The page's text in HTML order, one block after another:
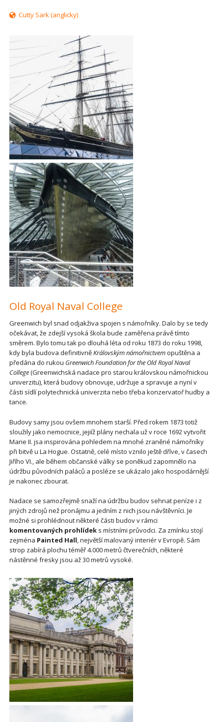
Cutty Sark (anglicky)
Old Royal Naval College
Greenwich byl snad odjakživa spojen s námořníky. Dalo by se tedy
očekávat, že zdejší vysoká škola bude zaměřena právě tímto
směrem. Bylo tomu tak po dlouhá léta od roku 1873 do roku 1998,
kdy byla budova definitivněKrálovským námořnictvemopuštěna a
předána do rukou Greenwich Foundation for the Old Royal Naval
College(Greenwichská nadace pro starou královskou námořnickou
univerzitu), která budovy obnovuje, udržuje a spravuje a nyní v
části sídlí polytechnická univerzita nebo třeba konzervatoř hudby a
tance.
Budovy samy jsou ovšem mnohem starší. Před rokem 1873 totiž
sloužily jako nemocnice, jejiíž plány nechala už v roce 1692 vytvořit
Marie II. jsa inspirována pohledem na mnohé zraněné námořníky
při bitvě u La Hogue. Ostatně, celé místo vznilo ještě dříve, v časech
Jiřího VI., ale během občanské války se poněkud zapomnělo na
údržbu původních paláců a posléze se ukázalo jako hospodárnější
je nakonec zbourat.
Nadace se samozřejmě snaží na údržbu budov sehnat peníze i z
jiných zdrojů než pronájmu a jedním z nich jsou návštěvníci. Je
možné si prohlédnout některé části budov v rámci
komentovaných prohlídeks místními průvodci. Za zmínku stojí
zejména Painted Hall, největší malovaný interiér v Evropě. Sám
strop zabírá plochu téměř 4.000 metrů čtverečních, některé
nástěnné fresky jsou až 30 metrů vysoké.